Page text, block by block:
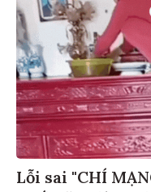
Lỗi sai "CHÍ